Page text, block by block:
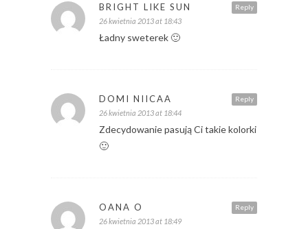
Reply
BRIGHT LIKE SUN
26 kwietnia 2013 at 18:43
Ładny sweterek 🙂
Reply
DOMI NIICAA
26 kwietnia 2013 at 18:44
Zdecydowanie pasują Ci takie kolorki
🙂
Reply
OANA O
26 kwietnia 2013 at 18:49